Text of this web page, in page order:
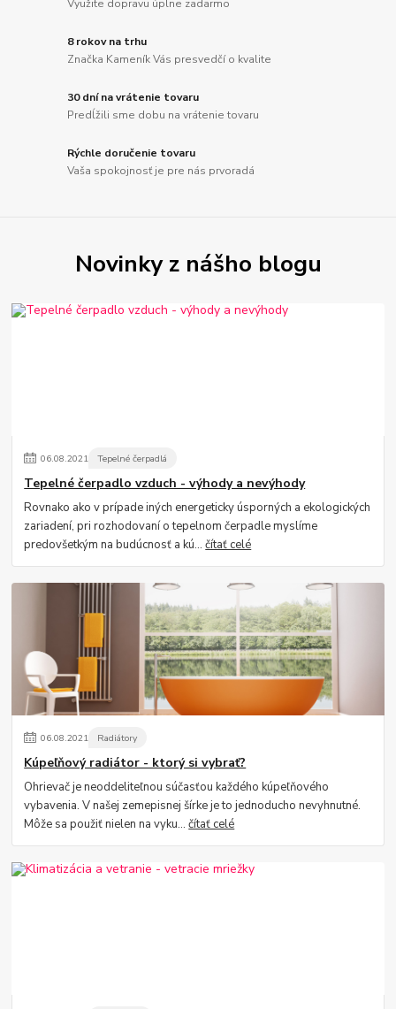
Využite dopravu úplne zadarmo
8 rokov na trhu
Značka Kameník Vás presvedčí o kvalite
30 dní na vrátenie tovaru
Predĺžili sme dobu na vrátenie tovaru
Rýchle doručenie tovaru
Vaša spokojnosť je pre nás prvoradá
Novinky z nášho blogu
06.08.2021 Tepelné čerpadlá
Tepelné čerpadlo vzduch - výhody a nevýhody
Rovnako ako v prípade iných energeticky úsporných a ekologických
zariadení, pri rozhodovaní o tepelnom čerpadle myslíme
predovšetkým na budúcnosť a kú...čítať celé
06.08.2021 Radiátory
Kúpeľňový radiátor - ktorý si vybrať?
Ohrievač je neoddeliteľnou súčasťou každého kúpeľňového
vybavenia. V našej zemepisnej šírke je to jednoducho nevyhnutné.
Môže sa použiť nielen na vyku...čítať celé